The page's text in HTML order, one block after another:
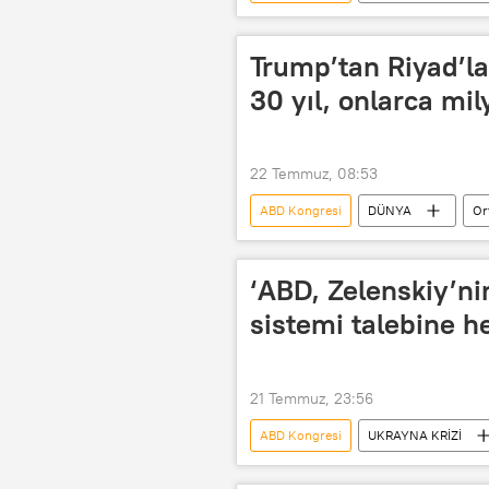
NATO
Kiev Donald
Trump’tan
30 yıl, onlarca
22 Temmuz, 08:53
ABD Kongresi DÜNYA
Donald Trump
Chris Wright
‘ABD,
sistemi talebine
21 Temmuz, 23:56
ABD Kongresi UKRAYNA KRİZİ
Ukrayna
Ukrayna Silahlı